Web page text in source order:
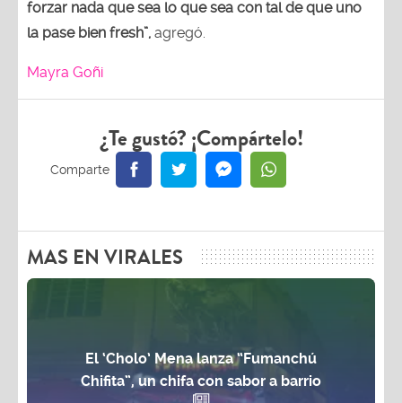
forzar nada que sea lo que sea con tal de que uno
la pase bien fresh”, agregó.
Mayra Goñi
¿Te gustó? ¡Compártelo!
MAS EN VIRALES
El ‘Cholo’ Mena lanza “Fumanchú
Chifita”, un chifa con sabor a barrio